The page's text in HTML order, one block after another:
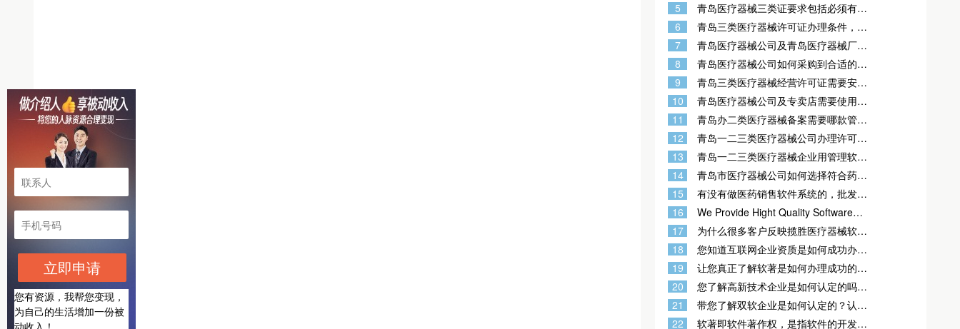
5
青岛医疗器械三类证要求包括必须有管
理系统吗？
6
青岛三类医疗器械许可证办理条件，需
要管理系统吗？
7
青岛医疗器械公司及青岛医疗器械厂家
需要用什么样的管理系统？
8
青岛医疗器械公司如何采购到合适的能
通过验收办证的医疗器械管理软件（系
统）？
9
青岛三类医疗器械经营许可证需要安装
的管理软件系统？
10
青岛医疗器械公司及专卖店需要使用哪
款管理软件？
11
青岛办二类医疗器械备案需要哪款管理
软件？
12
青岛一二三类医疗器械公司办理许可证
要用的管理软件如果购买？
13
青岛一二三类医疗器械企业用管理软
件，双赢医疗器械进销存GSP质量管理
系统可以吗？
14
青岛市医疗器械公司如何选择符合药监
验收的医疗器械管理软件？
15
有没有做医药销售软件系统的，批发还
零售?药店
16
We Provide Hight Quality Software
And The Best Customer Service To
You
17
为什么很多客户反映揽胜医疗器械软
件，才是一款真正能用的医疗器械管理
软件？
18
您知道互联网企业资质是如何成功办理
的吗？
19
让您真正了解软著是如何办理成功的？
计算机软件著作权申请流程和材料到底
有哪些呢？
20
您了解高新技术企业是如何认定的吗？
以及其认定条件政策是什么？
21
带您了解双软企业是如何认定的？认定
条件有哪些？
22
软著即软件著作权，是指软件的开发者
立即申请
您有资源，我帮您变现，
为自己的生活增加一份被